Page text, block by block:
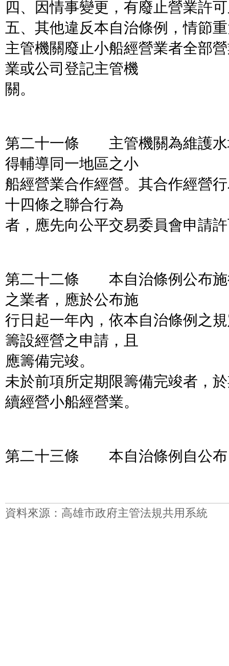
四、因情事變更，有廢止營業許
五、其他違反本自治條例，情節
主管機關廢止小船經營業者全部
業或公司登記主管機
關。
第二十一條 主管機關為維護水
得輔導同一地區之小
船經營業合作經營。其合作經營
十四條之聯合行為
者，應先向公平交易委員會申請
第二十二條 本自治條例公布施
之業者，應於公布施
行日起一年內，依本自治條例之
籌設經營之申請，且
應籌備完竣。
未於前項所定期限籌備完竣者，
續經營小船經營業。
第二十三條 本自治條例自公布
資料來源：高雄市政府主管法規共用系統